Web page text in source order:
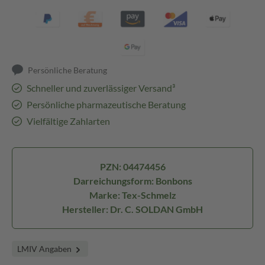
Persönliche Beratung
Schneller und zuverlässiger Versand³
Persönliche pharmazeutische Beratung
Vielfältige Zahlarten
PZN: 04474456
Darreichungsform: Bonbons
Marke: Tex-Schmelz
Hersteller: Dr. C. SOLDAN GmbH
LMIV Angaben